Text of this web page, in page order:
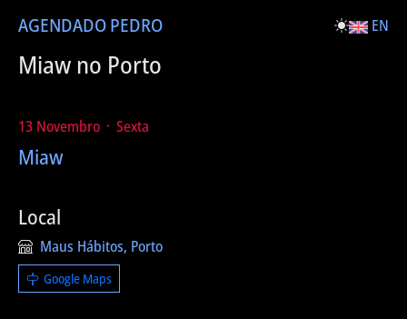
AGENDADO PEDRO EN
Miaw no Porto
13 Novembro ᛫ Sexta
Miaw
Local
Maus Hábitos, Porto
Google Maps